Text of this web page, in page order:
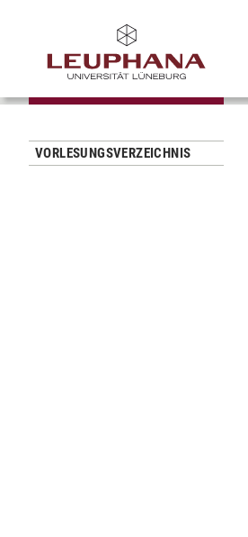
VORLESUNGSVERZEICHNIS